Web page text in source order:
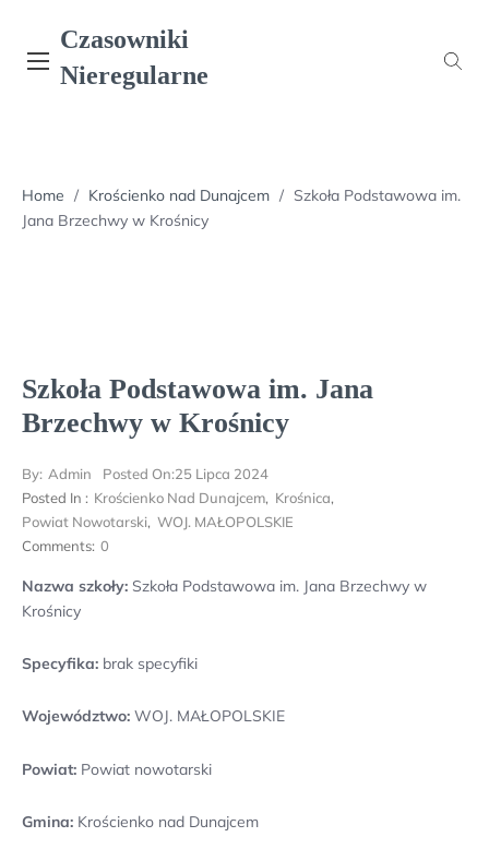
content
Czasowniki
Nieregularne
Home / Krościenko nad Dunajcem / Szkoła Podstawowa im.
Jana Brzechwy w Krośnicy
Szkoła Podstawowa im. Jana
Brzechwy w Krośnicy
By: Admin Posted On:25 Lipca 2024
Posted In : Krościenko Nad Dunajcem, Krośnica,
Powiat Nowotarski, WOJ. MAŁOPOLSKIE
Comments: 0
Nazwa szkoły: Szkoła Podstawowa im. Jana Brzechwy w
Krośnicy
Specyfika: brak specyfiki
Województwo: WOJ. MAŁOPOLSKIE
Powiat: Powiat nowotarski
Gmina: Krościenko nad Dunajcem